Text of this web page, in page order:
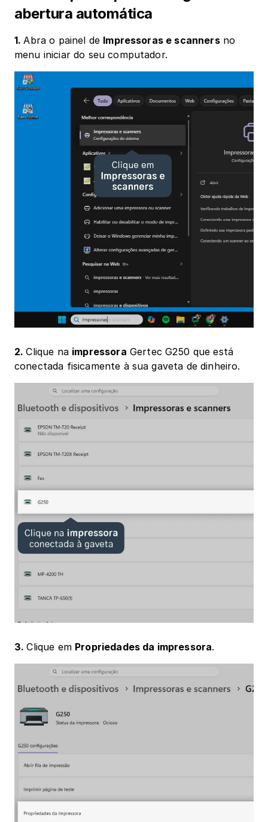
abertura automática
1. Abra o painel de Impressoras e scanners no
menu iniciar do seu computador.
2. Clique na impressora Gertec G250 que está
conectada fisicamente à sua gaveta de dinheiro.
3. Clique em Propriedades da impressora.